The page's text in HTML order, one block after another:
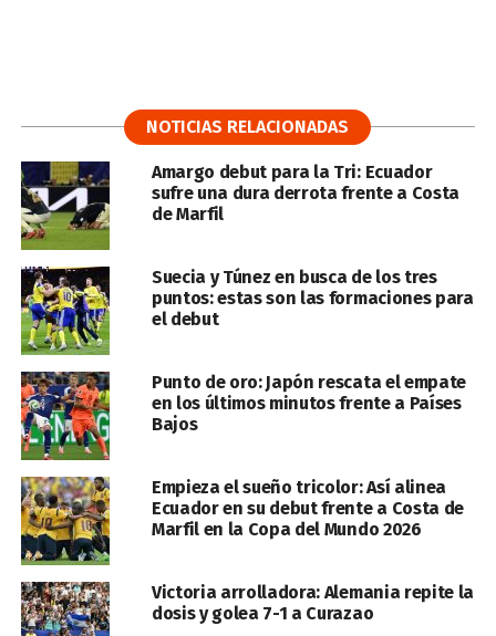
NOTICIAS RELACIONADAS
Amargo debut para la Tri: Ecuador
sufre una dura derrota frente a Costa
de Marfil
Suecia y Túnez en busca de los tres
puntos: estas son las formaciones para
el debut
Punto de oro: Japón rescata el empate
en los últimos minutos frente a Países
Bajos
Empieza el sueño tricolor: Así alinea
Ecuador en su debut frente a Costa de
Marfil en la Copa del Mundo 2026
Victoria arrolladora: Alemania repite la
dosis y golea 7-1 a Curazao